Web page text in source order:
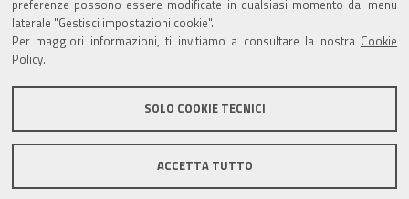
preferenze possono essere modificate in qualsiasi momento dal menu
laterale "Gestisci impostazioni cookie".
Per maggiori informazioni, ti invitiamo a consultare la nostra Cookie
Policy
SOLO COOKIE TECNICI
ACCETTA TUTTO
Pubblicità Legale
Area riservata Amministratori
Informativa generale
Informative privacy